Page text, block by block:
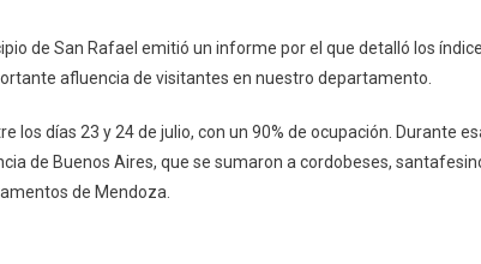
de San Rafael emitió un informe por el que detalló los
afluencia de visitantes en nuestro departamento.
los días 23 y 24 de julio, con un 90% de ocupación. Durante
de Buenos Aires, que se sumaron a cordobeses,
de Mendoza.